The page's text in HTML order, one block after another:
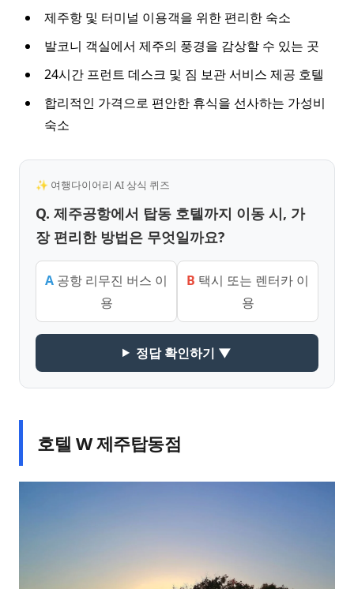
제주항 및 터미널 이용객을 위한 편리한 숙소
발코니 객실에서 제주의 풍경을 감상할 수 있는 곳
24시간 프런트 데스크 및 짐 보관 서비스 제공 호텔
합리적인 가격으로 편안한 휴식을 선사하는 가성비
숙소
✨ 여행다이어리 AI 상식 퀴즈
Q. 제주공항에서 탑동 호텔까지 이동 시, 가
장 편리한 방법은 무엇일까요?
A 공항 리무진 버스 이
용
B 택시 또는 렌터카 이
용
정답 확인하기 ▼
호텔 W 제주탑동점